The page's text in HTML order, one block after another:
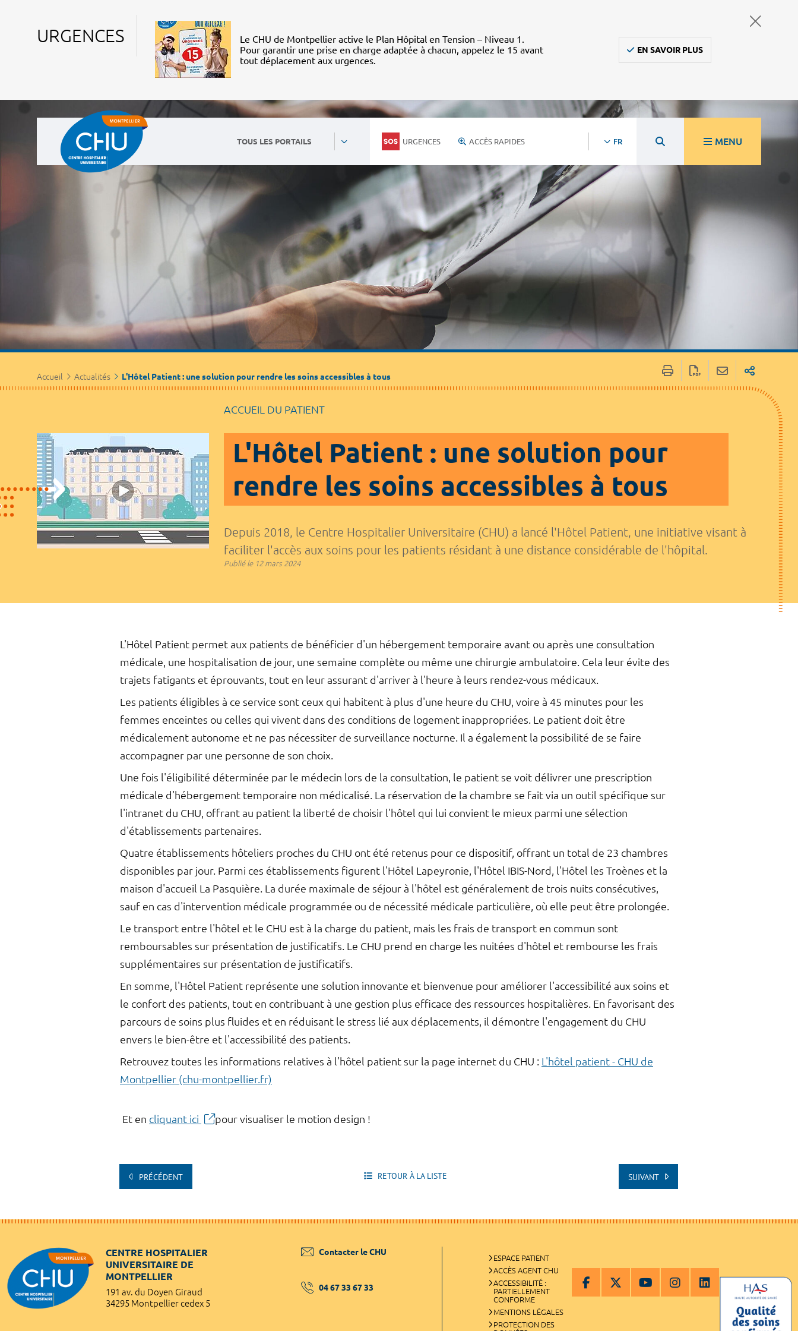
URGENCES
Le CHU de Montpellier active le Plan Hôpital en Tension – Niveau 1.
Pour garantir une prise en charge adaptée à chacun, appelez le 15 avant
tout déplacement aux urgences.
EN SAVOIR PLUS
TOUS LES PORTAILS URGENCES ACCÈS RAPIDES FR MENU
Accueil Actualités L'Hôtel Patient : une solution pour rendre les soins accessibles à tous
ACCUEIL DU PATIENT
L'Hôtel Patient : une solution pour
rendre les soins accessibles à tous
Depuis 2018, le Centre Hospitalier Universitaire (CHU) a lancé l'Hôtel Patient, une initiative visant à
faciliter l'accès aux soins pour les patients résidant à une distance considérable de l'hôpital.
Publié le12 mars 2024
L'Hôtel Patient permet aux patients de bénéficier d'un hébergement temporaire avant ou après une consultation
médicale, une hospitalisation de jour, une semaine complète ou même une chirurgie ambulatoire. Cela leur évite des
trajets fatigants et éprouvants, tout en leur assurant d'arriver à l'heure à leurs rendez-vous médicaux.
Les patients éligibles à ce service sont ceux qui habitent à plus d'une heure du CHU, voire à 45 minutes pour les
femmes enceintes ou celles qui vivent dans des conditions de logement inappropriées. Le patient doit être
médicalement autonome et ne pas nécessiter de surveillance nocturne. Il a également la possibilité de se faire
accompagner par une personne de son choix.
Une fois l'éligibilité déterminée par le médecin lors de la consultation, le patient se voit délivrer une prescription
médicale d'hébergement temporaire non médicalisé. La réservation de la chambre se fait via un outil spécifique sur
l'intranet du CHU, offrant au patient la liberté de choisir l'hôtel qui lui convient le mieux parmi une sélection
d'établissements partenaires.
Quatre établissements hôteliers proches du CHU ont été retenus pour ce dispositif, offrant un total de 23 chambres
disponibles par jour. Parmi ces établissements figurent l'Hôtel Lapeyronie, l'Hôtel IBIS-Nord, l'Hôtel les Troènes et la
maison d'accueil La Pasquière. La durée maximale de séjour à l'hôtel est généralement de trois nuits consécutives,
sauf en cas d'intervention médicale programmée ou de nécessité médicale particulière, où elle peut être prolongée.
Le transport entre l'hôtel et le CHU est à la charge du patient, mais les frais de transport en commun sont
remboursables sur présentation de justificatifs. Le CHU prend en charge les nuitées d'hôtel et rembourse les frais
supplémentaires sur présentation de justificatifs.
En somme, l'Hôtel Patient représente une solution innovante et bienvenue pour améliorer l'accessibilité aux soins et
le confort des patients, tout en contribuant à une gestion plus efficace des ressources hospitalières. En favorisant des
parcours de soins plus fluides et en réduisant le stress lié aux déplacements, il démontre l'engagement du CHU
envers le bien-être et l'accessibilité des patients.
Retrouvez toutes les informations relatives à l'hôtel patient sur la page internet du CHU : L'hôtel patient - CHU de
Montpellier (chu-montpellier.fr)
Et en cliquant ici pour visualiser le motion design !
PRÉCÉDENT RETOUR À LA LISTE SUIVANT
CENTRE HOSPITALIER
UNIVERSITAIRE DE
MONTPELLIER
191 av. du Doyen Giraud
34295 Montpellier cedex 5
Contacter le CHU
04 67 33 67 33
ESPACE PATIENT
ACCÈS AGENT CHU
ACCESSIBILITÉ :
PARTIELLEMENT
CONFORME
MENTIONS LÉGALES
PROTECTION DES